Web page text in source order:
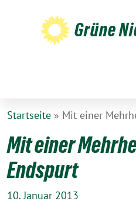
Grüne
Startseite » Mit einer
Mit einer
Endspurt
10. Januar 2013